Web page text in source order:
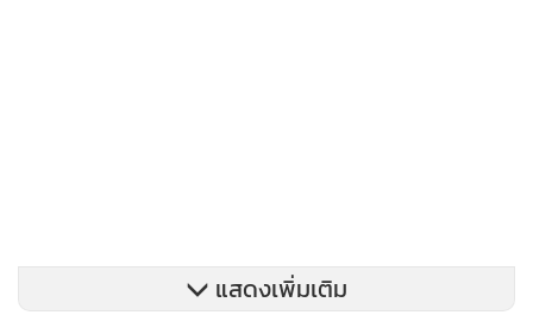
แสดงเพิ่มเติม